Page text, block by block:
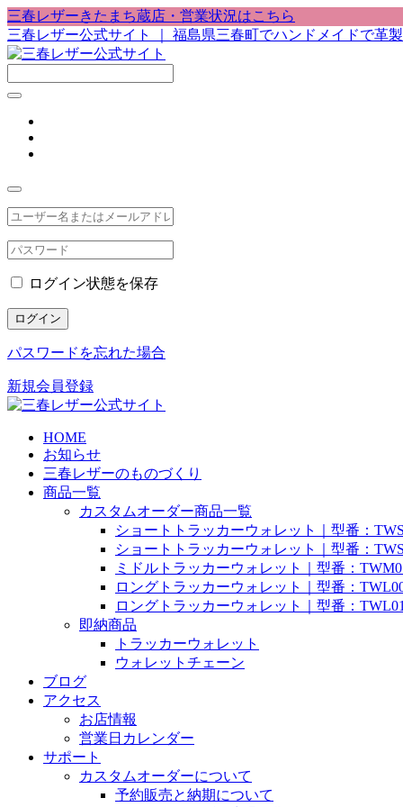
三春レザーきたまち蔵店・営業状況はこちら
三春レザー公式サイト ｜ 福島県三春町でハンドメイドで革
ログイン状態を保存
ログイン
パスワードを忘れた場合
新規会員登録
HOME
お知らせ
三春レザーのものづくり
商品一覧
カスタムオーダー商品一覧
ショートトラッカーウォレット｜型番：
ショートトラッカーウォレット｜型番：
ミドルトラッカーウォレット｜型番：
ロングトラッカーウォレット｜型番：
ロングトラッカーウォレット｜型番：TWL01
即納商品
トラッカーウォレット
ウォレットチェーン
ブログ
アクセス
お店情報
営業日カレンダー
サポート
カスタムオーダーについて
予約販売と納期について